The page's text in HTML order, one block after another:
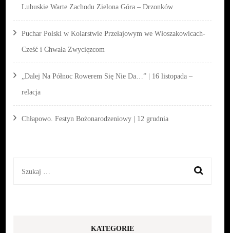
Lubuskie Warte Zachodu Zielona Góra – Drzonków
Puchar Polski w Kolarstwie Przełajowym we Włoszakowicach-
Cześć i Chwała Zwycięzcom
„Dalej Na Północ Rowerem Się Nie Da…” | 16 listopada –
relacja
Chłapowo. Festyn Bożonarodzeniowy | 12 grudnia
Szukaj:
KATEGORIE